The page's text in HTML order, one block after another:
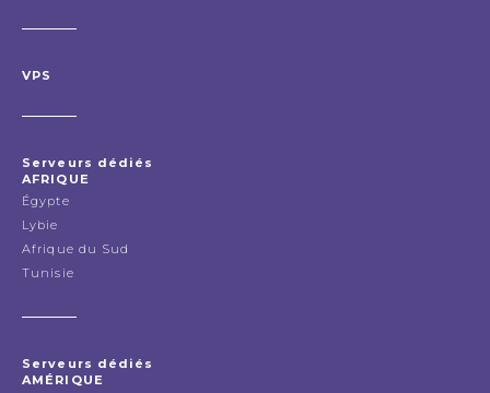
VPS
Serveurs dédiés
AFRIQUE
Égypte
Lybie
Afrique du Sud
Tunisie
Serveurs dédiés
AMÉRIQUE